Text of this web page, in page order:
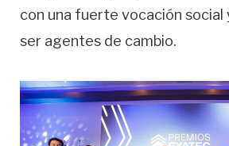
con una fuerte vocación social
ser agentes de cambio.